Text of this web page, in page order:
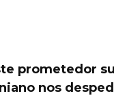
prometedor
nos